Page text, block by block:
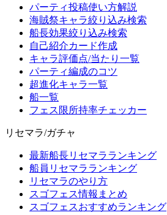
パーティ投稿使い方解説
海賊祭キャラ絞り込み検索
船長効果絞り込み検索
自己紹介カード作成
キャラ評価点/当たり一覧
パーティ編成のコツ
超進化キャラ一覧
船一覧
フェス限所持率チェッカー
リセマラ/ガチャ
最新船長リセマラランキング
船員リセマラランキング
リセマラのやり方
スゴフェス情報まとめ
スゴフェスおすすめランキング